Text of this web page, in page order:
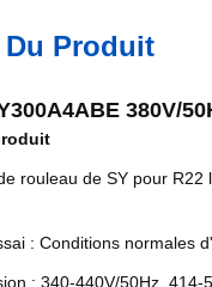
Produit
380V/
rouleau de SY pour
: Conditions normales
: 340-440V/50Hz, 414-